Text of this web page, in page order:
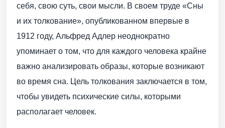
себя, свою суть, свои мысли. В своем труде «Сны
и их толкование», опубликованном впервые в
1912 году, Альфред Адлер неоднократно
упоминает о том, что для каждого человека крайне
важно анализировать образы, которые возникают
во время сна. Цель толкования заключается в том,
чтобы увидеть психические силы, которыми
располагает человек.